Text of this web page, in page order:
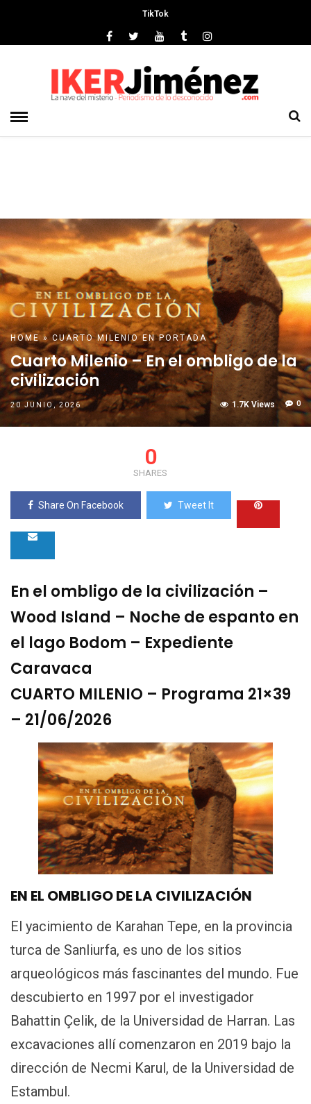
of type array|string is deprecated in
content/plugins/wordfence/vendor/wordfence/wf-
waf/src/lib/rules.phpon line1896
TikTok
HOME»CUARTO MILENIO EN PORTADA
Cuarto Milenio – En el ombligo de la
civilización
20 JUNIO, 2026 0
1.7K Views
0
SHARES
Share On Facebook Tweet It
En el ombligo de la civilización –
Wood Island – Noche de espanto en
el lago Bodom – Expediente
Caravaca
CUARTO MILENIO – Programa 21×39
– 21/06/2026
EN EL OMBLIGO DE LA CIVILIZACIÓN
El yacimiento de Karahan Tepe, en la provincia
turca de Sanliurfa, es uno de los sitios
arqueológicos más fascinantes del mundo. Fue
descubierto en 1997 por el investigador
Bahattin Çelik, de la Universidad de Harran. Las
excavaciones allí comenzaron en 2019 bajo la
dirección de Necmi Karul, de la Universidad de
Estambul.